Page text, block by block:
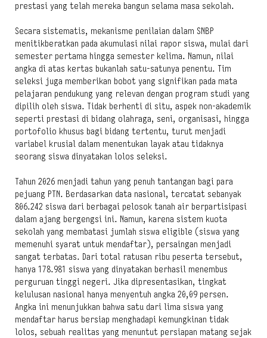
prestasi yang telah mereka bangun selama masa sekolah.
Secara sistematis, mekanisme penilaian dalam SNBP
menitikberatkan pada akumulasi nilai rapor siswa, mulai dari
semester pertama hingga semester kelima. Namun, nilai
angka di atas kertas bukanlah satu-satunya penentu. Tim
seleksi juga memberikan bobot yang signifikan pada mata
pelajaran pendukung yang relevan dengan program studi yang
dipilih oleh siswa. Tidak berhenti di situ, aspek non-akademik
seperti prestasi di bidang olahraga, seni, organisasi, hingga
portofolio khusus bagi bidang tertentu, turut menjadi
variabel krusial dalam menentukan layak atau tidaknya
seorang siswa dinyatakan lolos seleksi.
Tahun 2026 menjadi tahun yang penuh tantangan bagi para
pejuang PTN. Berdasarkan data nasional, tercatat sebanyak
806.242 siswa dari berbagai pelosok tanah air berpartisipasi
dalam ajang bergengsi ini. Namun, karena sistem kuota
sekolah yang membatasi jumlah siswa eligible (siswa yang
memenuhi syarat untuk mendaftar), persaingan menjadi
sangat terbatas. Dari total ratusan ribu peserta tersebut,
hanya 178.981 siswa yang dinyatakan berhasil menembus
perguruan tinggi negeri. Jika dipresentasikan, tingkat
kelulusan nasional hanya menyentuh angka 20,09 persen.
Angka ini menunjukkan bahwa satu dari lima siswa yang
mendaftar harus bersiap menghadapi kemungkinan tidak
lolos, sebuah realitas yang menuntut persiapan matang sejak